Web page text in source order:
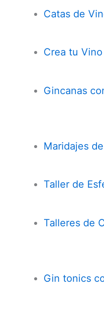
Catas de
Crea tu Vino
Gincanas
Maridajes
Taller de
Talleres de
Gin tonics